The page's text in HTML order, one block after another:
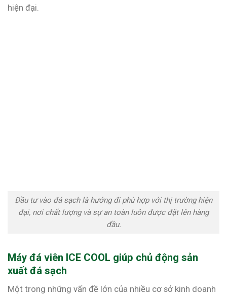
hiện đại.
Đầu tư vào đá sạch là hướng đi phù hợp với thị trường hiện
đại, nơi chất lượng và sự an toàn luôn được đặt lên hàng
đầu.
Máy đá viên ICE COOL giúp chủ động sản
xuất đá sạch
Một trong những vấn đề lớn của nhiều cơ sở kinh doanh